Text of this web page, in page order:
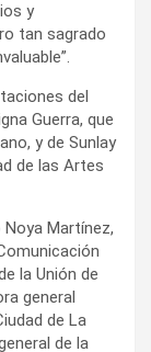
y
tan sagrado
del
Guerra, que
y de Sunlay
de las Artes
Martínez,
la Unión de
general
de La
de la